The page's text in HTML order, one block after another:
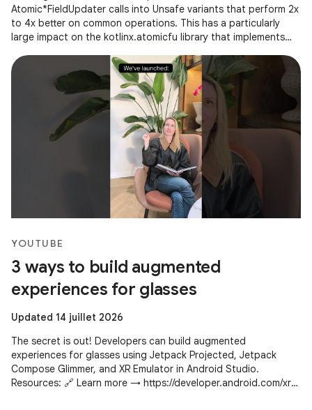
Atomic*FieldUpdater calls into Unsafe variants that perform 2x
to 4x better on common operations. This has a particularly
large impact on the kotlinx.atomicfu library that implements
YOUTUBE
3 ways to build augmented
experiences for glasses
Updated 14 juillet 2026
The secret is out! Developers can build augmented
experiences for glasses using Jetpack Projected, Jetpack
Compose Glimmer, and XR Emulator in Android Studio.
Resources: 🔗 Learn more → https://developer.android.com/xr